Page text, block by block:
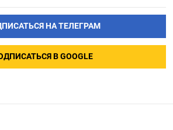
НА ТЕЛЕГРАМ
В GOOGLE